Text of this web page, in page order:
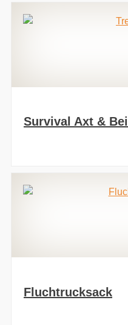
Survival Axt & Beil
Fluchtrucksack